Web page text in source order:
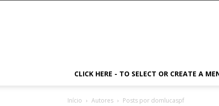
CLICK HERE - TO SELECT OR CREATE A
Início Autores Posts por domlucaspf